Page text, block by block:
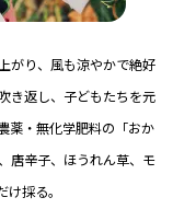
がり、風も涼やかで絶好
き返し、子どもたちを元
薬・無化学肥料の「おか
唐辛子、ほうれん草、モ
採る。